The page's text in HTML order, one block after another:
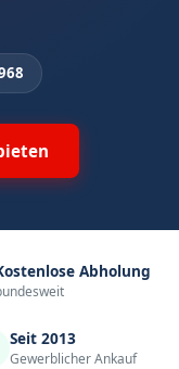
Abholung
Seit 2013
Gewerblicher Ankauf